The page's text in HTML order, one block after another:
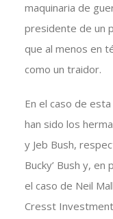
maquinaria de
presidente de un
que al menos en
como un traidor.
En el caso de
han sido los
y Jeb Bush,
Bucky’ Bush y,
el caso de Neil
Cresst